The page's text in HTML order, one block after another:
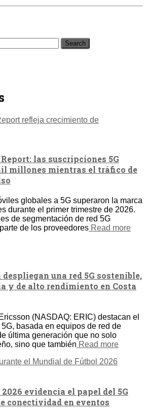
las suscripciones 5G
millones mientras el tráfico de
globales a 5G superaron la marca
durante el primer trimestre de 2026.
de segmentación de red 5G
de los proveedores Read more
una red 5G sostenible,
y de alto rendimiento en Costa
(NASDAQ: ERIC) destacan el
basada en equipos de red de
última generación que no solo
sino que también Read more
evidencia el papel del 5G
conectividad en eventos